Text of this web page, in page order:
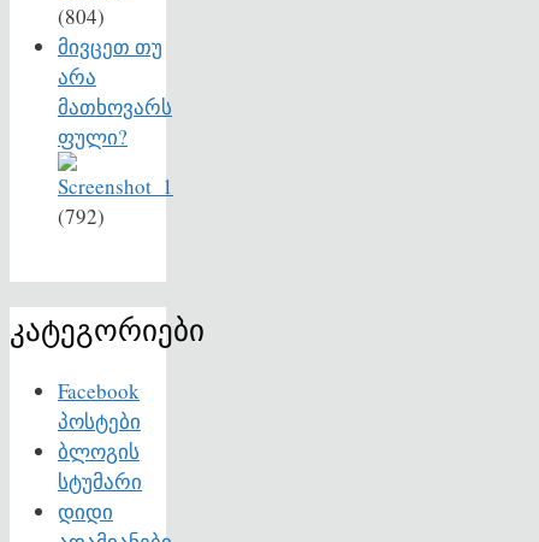
(804)
მივცეთ თუ
არა
მათხოვარს
ფული?
(792)
კატეგორიები
Facebook
პოსტები
ბლოგის
სტუმარი
დიდი